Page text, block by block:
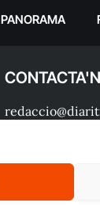
PANORAMA
932 311 247